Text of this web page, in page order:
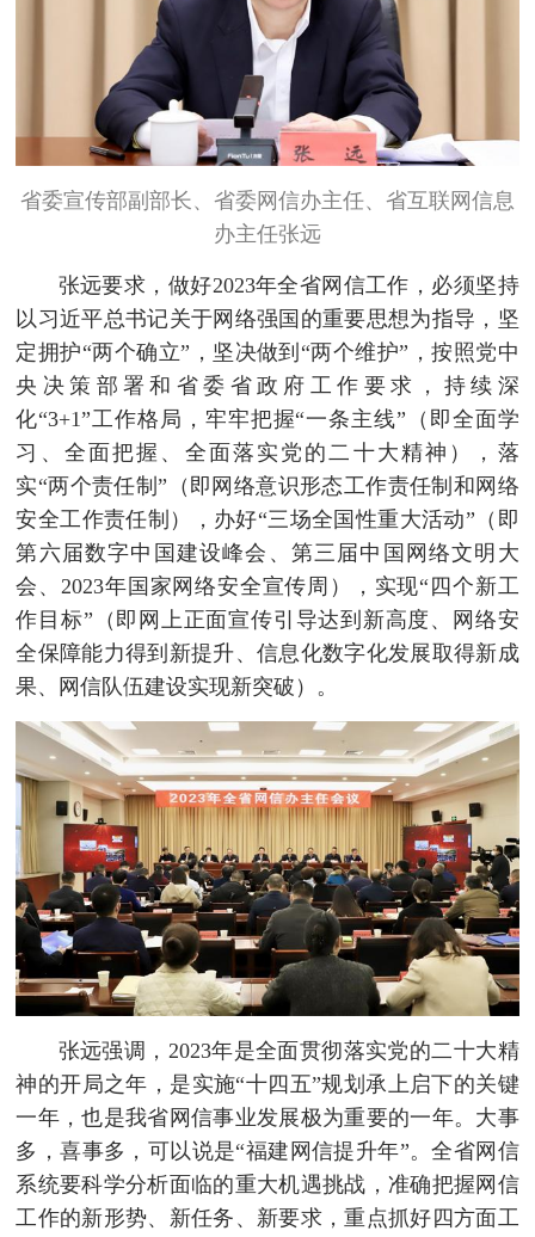
省委宣传部副部长、省委网信办主任、省互联网信息
办主任张远
张远要求，做好2023年全省网信工作，必须坚持
以习近平总书记关于网络强国的重要思想为指导，坚
定拥护“两个确立”，坚决做到“两个维护”，按照党中
央决策部署和省委省政府工作要求，持续深
化“3+1”工作格局，牢牢把握“一条主线”（即全面学
习、全面把握、全面落实党的二十大精神），落
实“两个责任制”（即网络意识形态工作责任制和网络
安全工作责任制），办好“三场全国性重大活动”（即
第六届数字中国建设峰会、第三届中国网络文明大
会、2023年国家网络安全宣传周），实现“四个新工
作目标”（即网上正面宣传引导达到新高度、网络安
全保障能力得到新提升、信息化数字化发展取得新成
果、网信队伍建设实现新突破）。
张远强调，2023年是全面贯彻落实党的二十大精
神的开局之年，是实施“十四五”规划承上启下的关键
一年，也是我省网信事业发展极为重要的一年。大事
多，喜事多，可以说是“福建网信提升年”。全省网信
系统要科学分析面临的重大机遇挑战，准确把握网信
工作的新形势、新任务、新要求，重点抓好四方面工